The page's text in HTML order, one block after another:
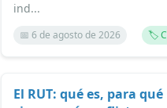
ind...
📅 6 de agosto de 2026 🏷️
El RUT: qué es, para qué